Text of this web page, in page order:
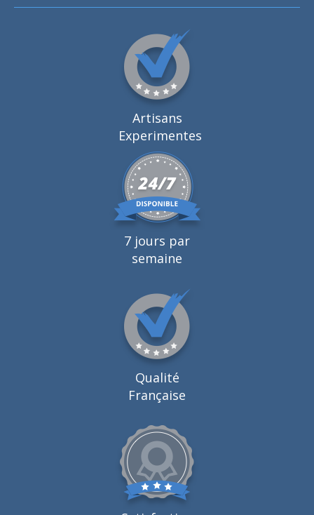
Artisans
Experimentes
7 jours par
semaine
Qualité
Française